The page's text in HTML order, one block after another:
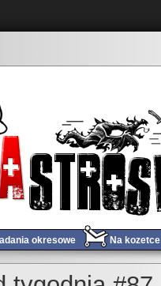
okresowe Na kozetce